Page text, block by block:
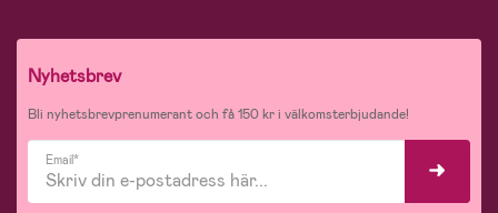
Nyhetsbrev
Bli nyhetsbrevprenumerant och få 150 kr i välkomsterbjudande!
Email*